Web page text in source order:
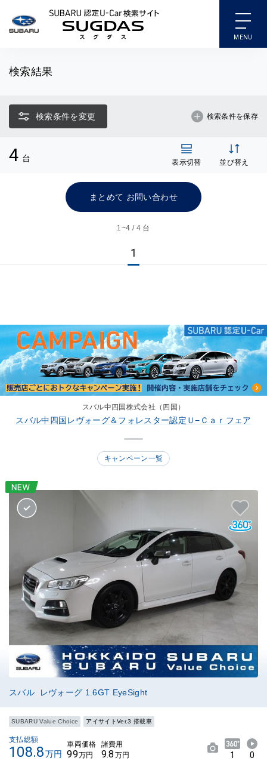
SUBARU 認定U-Car検索
検索結果
検索条件を変更 検索条件を保存
4 台 表示切替 並び替え
まとめて お問い合わせ
1~4 / 4 台
1
スバル中四国株式会社（四国）
スバル中四国レヴォーグ＆フォレスター認定Ｕ−Ｃａｒフェア
キャンペーン一覧
スバル レヴォーグ 1.6GT EyeSight
SUBARU Value Choice アイサイトVer.3 搭載車
支払総額
108.8万円
車両価格
99万円
諸費用
9.8 万円 1 0